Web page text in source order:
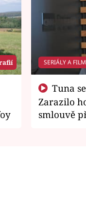
SERIÁLY A
Zarazilo
smlouvě